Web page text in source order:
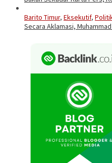
Barito Timur, Eksekutif,
Secara Aklamasi,